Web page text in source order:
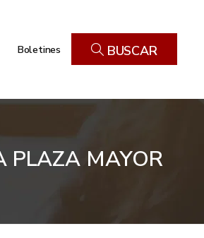
Boletines BUSCAR
PLAZA MAYOR